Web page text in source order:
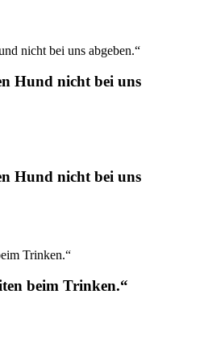
Hund nicht bei uns
Hund nicht bei uns
beim Trinken.“